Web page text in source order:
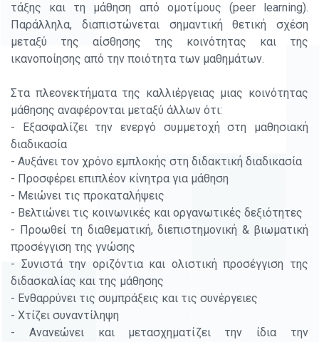
τάξης και τη μάθηση από ομοτίμους (peer learning).
Παράλληλα, διαπιστώνεται σημαντική θετική σχέση
μεταξύ της αίσθησης της κοινότητας και της
ικανοποίησης από την ποιότητα των μαθημάτων.
Στα πλεονεκτήματα της καλλιέργειας μιας κοινότητας
μάθησης αναφέρονται μεταξύ άλλων ότι:
- Εξασφαλίζει την ενεργό συμμετοχή στη μαθησιακή
διαδικασία
- Αυξάνει τον χρόνο εμπλοκής στη διδακτική διαδικασία
- Προσφέρει επιπλέον κίνητρα για μάθηση
- Μειώνει τις προκαταλήψεις
- Βελτιώνει τις κοινωνικές και οργανωτικές δεξιότητες
- Προωθεί τη διαθεματική, διεπιστημονική & βιωματική
προσέγγιση της γνώσης
- Συνιστά την οριζόντια και ολιστική προσέγγιση της
διδασκαλίας και της μάθησης
- Ενθαρρύνει τις συμπράξεις και τις συνέργειες
- Χτίζει συναντίληψη
- Ανανεώνει και μετασχηματίζει την ίδια την